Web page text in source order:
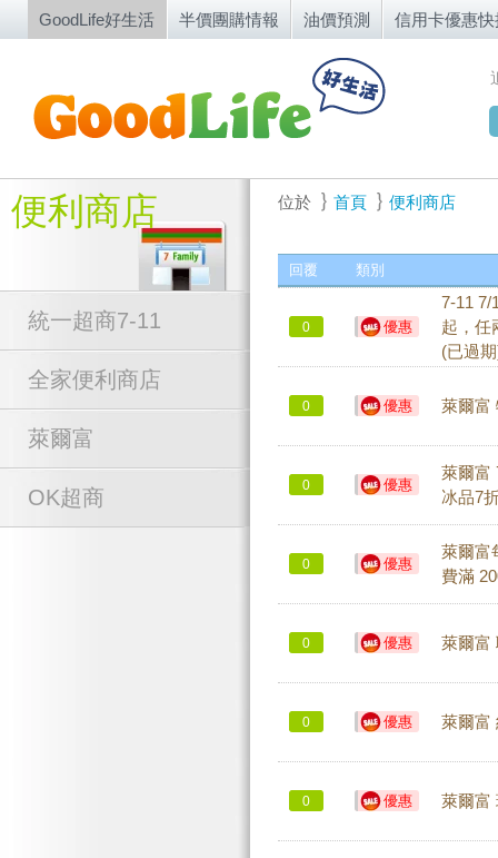
GoodLife好生活 半價團購情報 油價預測 信用卡優惠快
便利商店
統一超商7-11
全家便利商店
萊爾富
OK超商
位於 首頁 便利商店
回覆 類別
0 優惠
7-11 7/
起，任
(已過
0 優惠 萊爾富
0 優惠
萊爾富
冰品7
0 優惠
萊爾富
費滿
0 優惠 萊爾富
0 優惠 萊爾富
0 優惠 萊爾富